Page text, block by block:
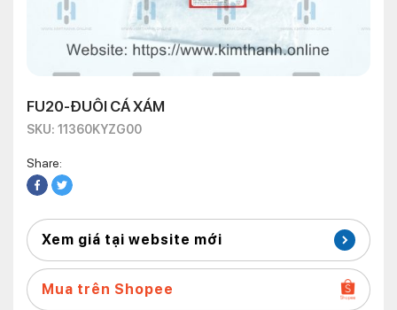
FU20-ĐUÔI CÁ XÁM
SKU: 11360KYZG00
Share:
Xem giá tại website mới
Mua trên Shopee